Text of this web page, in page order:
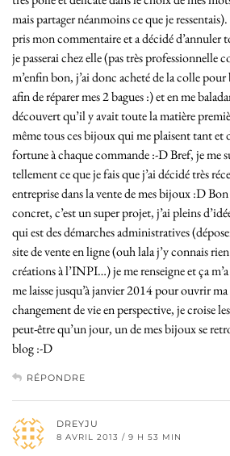
mais partager néanmoins ce que je
pris mon commentaire et a décidé d’annuler
je passerai chez elle (pas très professionnelle
m’enfin bon, j’ai donc acheté de la colle
afin de réparer mes 2 bagues :) et en me
découvert qu’il y avait toute la matière
même tous ces bijoux qui me plaisent tant et
fortune à chaque commande :-D Bref, je me
tellement ce que je fais que j’ai décidé très
entreprise dans la vente de mes bijoux :D
concret, c’est un super projet, j’ai pleins
qui est des démarches administratives
site de vente en ligne (ouh lala j’y connais
créations à l’INPI…) je me renseigne et ça
me laisse jusqu’à janvier 2014 pour ouvrir
changement de vie en perspective, je croise
peut-être qu’un jour, un de mes bijoux se
blog :-D
RÉPONDRE
DREYJU
8 AVRIL 2013 / 9 H 53 MIN